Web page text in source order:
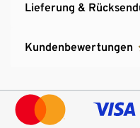
Lieferung &
Kundenbewertungen